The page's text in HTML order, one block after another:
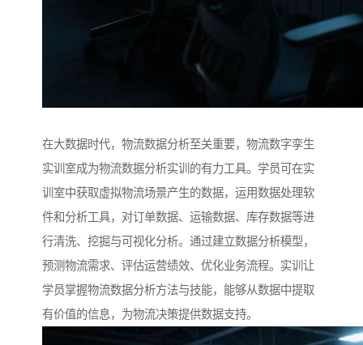
在大数据时代，物流数据分析至关重要，物流数字孪生
实训室成为物流数据分析实训的有力工具。学员可在实
训室中获取虚拟物流场景产生的数据，运用数据处理软
件和分析工具，对订单数据、运输数据、库存数据等进
行清洗、挖掘与可视化分析。通过建立数据分析模型，
预测物流需求、评估运营绩效、优化业务流程。实训让
学员掌握物流数据分析方法与技能，能够从数据中提取
有价值的信息，为物流决策提供数据支持。​